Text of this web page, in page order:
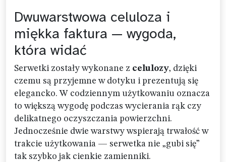
Dwuwarstwowa celuloza i
miękka faktura — wygoda,
która widać
Serwetki zostały wykonane z celulozy, dzięki
czemu są przyjemne w dotyku i prezentują się
elegancko. W codziennym użytkowaniu oznacza
to większą wygodę podczas wycierania rąk czy
delikatnego oczyszczania powierzchni.
Jednocześnie dwie warstwy wspierają trwałość w
trakcie użytkowania — serwetka nie „gubi się”
tak szybko jak cienkie zamienniki.